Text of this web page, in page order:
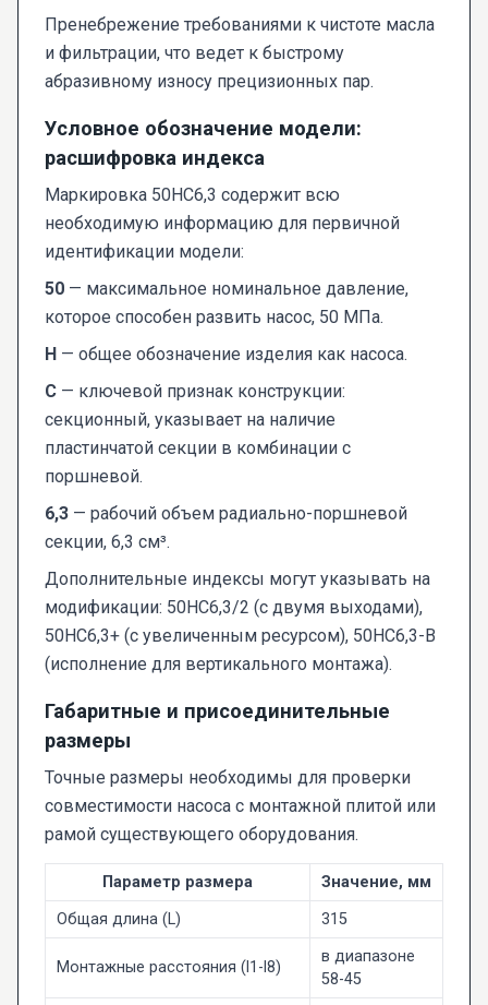
Пренебрежение требованиями к чистоте масла
и фильтрации, что ведет к быстрому
абразивному износу прецизионных пар.
Условное обозначение модели:
расшифровка индекса
Маркировка 50НС6,3 содержит всю
необходимую информацию для первичной
идентификации модели:
50 — максимальное номинальное давление,
которое способен развить насос, 50 МПа.
Н — общее обозначение изделия как насоса.
С — ключевой признак конструкции:
секционный, указывает на наличие
пластинчатой секции в комбинации с
поршневой.
6,3 — рабочий объем радиально-поршневой
секции, 6,3 см³.
Дополнительные индексы могут указывать на
модификации: 50НС6,3/2 (с двумя выходами),
50НС6,3+ (с увеличенным ресурсом), 50НС6,3-В
(исполнение для вертикального монтажа).
Габаритные и присоединительные
размеры
Точные размеры необходимы для проверки
совместимости насоса с монтажной плитой или
рамой существующего оборудования.
Параметр размера
Значение, мм
Общая длина (L)
315
Монтажные расстояния (l1-l8)
в диапазоне
58-45